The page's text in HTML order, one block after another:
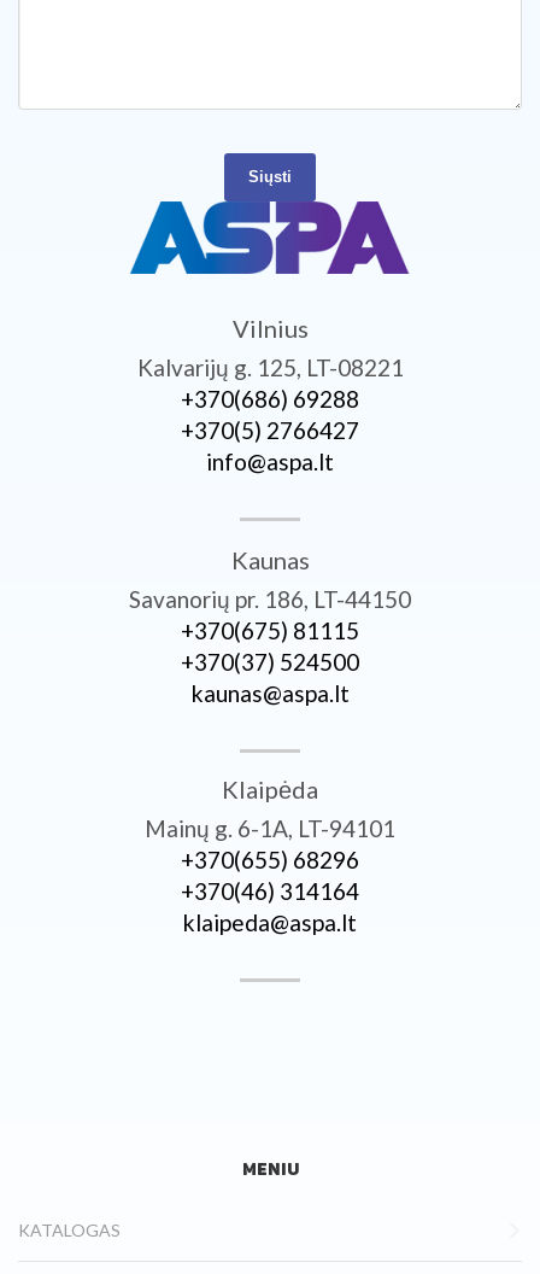
Siųsti
Vilnius
Kalvarijų g. 125, LT-08221
+370­(686) 69288
+370­(5) 2766427
info@aspa.lt
Kaunas
Savanorių pr. 186, LT-44150
+370­(675) 81115
+370­(37) 524500
kaunas@aspa.lt
Klaipėda
Mainų g. 6-1A, LT-94101
+370­(655) 68296
+370­(46) 314164
klaipeda@aspa.lt
MENIU
KATALOGAS